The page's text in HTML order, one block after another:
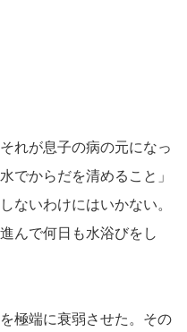
れが息子の病の元になっ
でからだを清めること」
ないわけにはいかない。
んで何日も水浴びをし
極端に衰弱させた。その